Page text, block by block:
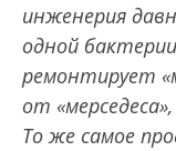
инженерия
одной
ремонтирует
от
То же самое